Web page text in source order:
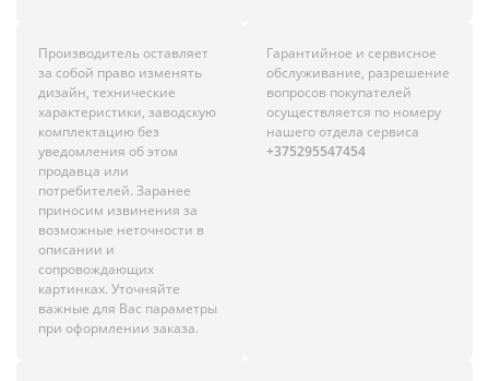
Производитель оставляет
за собой право изменять
дизайн, технические
характеристики, заводскую
комплектацию без
уведомления об этом
продавца или
потребителей. Заранее
приносим извинения за
возможные неточности в
описании и
сопровождающих
картинках. Уточняйте
важные для Вас параметры
при оформлении заказа.
Гарантийное и сервисное
обслуживание, разрешение
вопросов покупателей
осуществляется по номеру
нашего отдела сервиса
+375295547454